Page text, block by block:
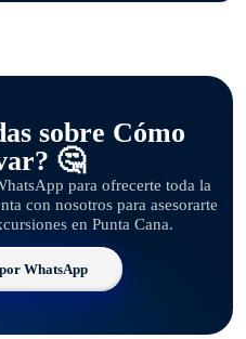
sobre Cómo
🤔
para ofrecerte toda la
con nosotros para asesorarte
en Punta Cana.
WhatsApp